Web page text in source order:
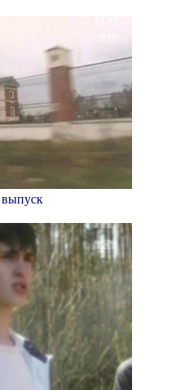
выпуск